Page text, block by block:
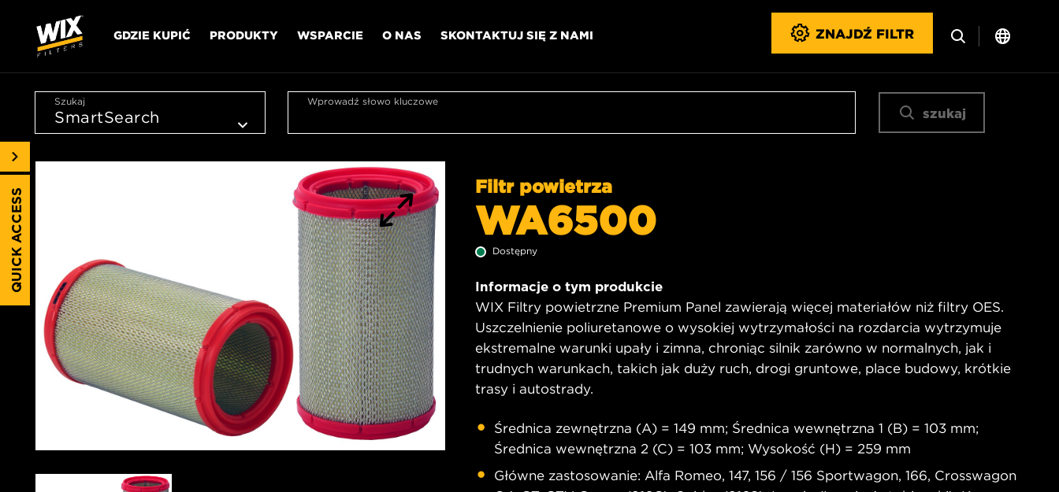
GDZIE KUPIĆ PRODUKTY WSPARCIE O NAS SKONTAKTUJ SIĘ Z NAMI ZNAJDŹ FILTR
Szukaj Wprowadź słowo kluczowe
szukaj
Filtr powietrza
WA6500
Dostępny
Informacje o tym produkcie
WIX Filtry powietrzne Premium Panel zawierają więcej materiałów niż filtry OES.
Uszczelnienie poliuretanowe o wysokiej wytrzymałości na rozdarcia wytrzymuje
ekstremalne warunki upały i zimna, chroniąc silnik zarówno w normalnych, jak i
trudnych warunkach, takich jak duży ruch, drogi gruntowe, place budowy, krótkie
trasy i autostrady.
Średnica zewnętrzna (A) = 149 mm; Średnica wewnętrzna 1 (B) = 103 mm;
Średnica wewnętrzna 2 (C) = 103 mm; Wysokość (H) = 259 mm
Główne zastosowanie: Alfa Romeo, 147, 156 / 156 Sportwagon, 166, Crosswagon
QUICK ACCESS